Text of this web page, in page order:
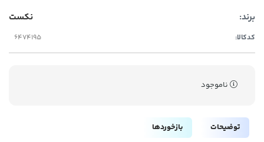
برند:
نکست
کدکالا:
ناموجود
توضیحات بازخوردها